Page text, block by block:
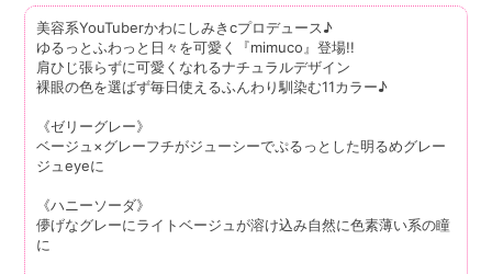
美容系YouTuberかわにしみきcプロデュース♪
ゆるっとふわっと日々を可愛く『mimuco』登場!!
肩ひじ張らずに可愛くなれるナチュラルデザイン
裸眼の色を選ばず毎日使えるふんわり馴染む11カラー♪
《ゼリーグレー》
ベージュ×グレーフチがジューシーでぷるっとした明るめグレー
ジュeyeに
《ハニーソーダ》
儚げなグレーにライトベージュが溶け込み自然に色素薄い系の瞳
に